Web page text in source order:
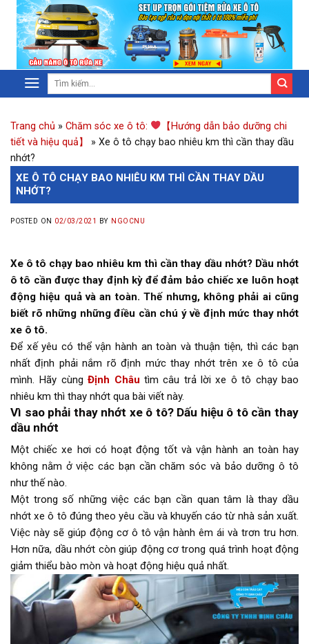
Trang chủ » Chăm sóc xe ô tô:
【Hướng dẫn bảo dưỡng chi
tiết và hiệu quả】
» Xe ô tô chạy bao nhiêu km thì cần thay dầu
nhớt?
XE Ô TÔ CHẠY BAO NHIÊU KM THÌ CẦN THAY DẦU
NHỚT?
POSTED ON 02/03/2021 BY NGOCNU
Xe ô tô chạy bao nhiêu km thì cần thay dầu nhớt? Dầu nhớt
ô tô cần được thay định kỳ để đảm bảo chiếc xe luôn hoạt
động hiệu quả và an toàn. Thế nhưng, không phải ai cũng
biết rõ những những điều cần chú ý về định mức thay nhớt
xe ô tô.
Để xế yêu có thể vận hành an toàn và thuận tiện, thì các bạn
nhất định phải nắm rõ định mức thay nhớt trên xe ô tô của
mình. Hãy cùngĐịnh Châu tìm câu trả lời xe ô tô chạy bao
nhiêu km thì thay nhớt qua bài viết này.
Vì sao phải thay nhớt xe ô tô? Dấu hiệu ô tô cần thay
dầu nhớt
Một chiếc xe hơi có hoạt động tốt và vận hành an toàn hay
không nằm ở việc các bạn cần chăm sóc và bảo dưỡng ô tô
như thế nào.
Một trong số những việc các bạn cần quan tâm là thay dầu
nhớt xe ô tô đúng theo yêu cầu và khuyến cáo từ nhà sản xuất.
Việc này sẽ giúp động cơ ô tô vận hành êm ái và trơn tru hơn.
Hơn nữa, dầu nhớt còn giúp động cơ trong quá trình hoạt động
giảm thiểu bào mòn và hoạt động hiệu quả nhất.